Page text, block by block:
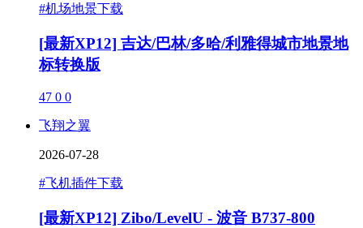
#机场地景下载
[最新XP12] 吉达/巴林/多哈/利雅得城市地景地
标转换版
47 0 0
飞翔之翼
2026-07-28
#飞机插件下载
[最新XP12] Zibo/LevelU - 波音 B737-800